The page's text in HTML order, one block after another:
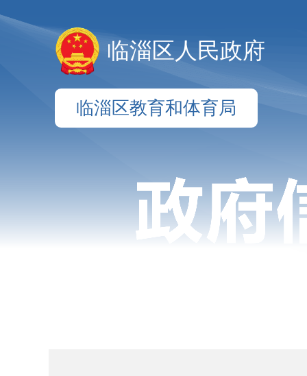
临淄区人民政府
临淄区教育和体育局